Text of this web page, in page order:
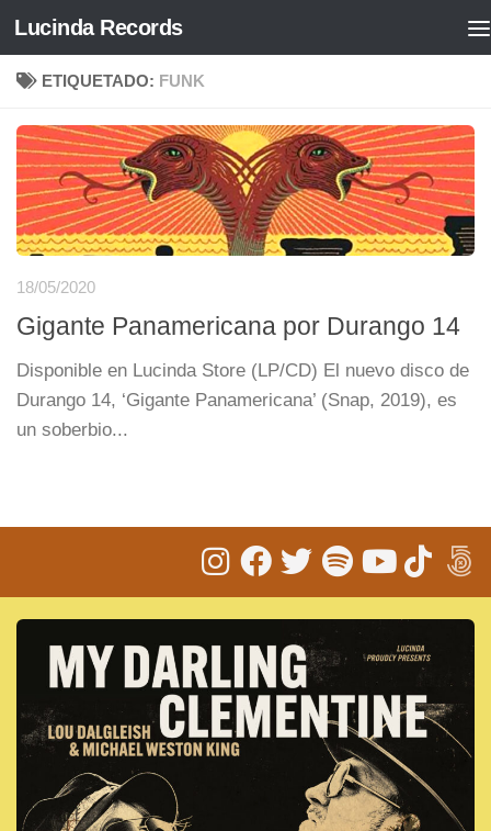
Saltar al contenido
Lucinda Records
ETIQUETADO: FUNK
18/05/2020
Gigante Panamericana por Durango 14
Disponible en Lucinda Store (LP/CD) El nuevo disco de
Durango 14, ‘Gigante Panamericana’ (Snap, 2019), es
un soberbio...